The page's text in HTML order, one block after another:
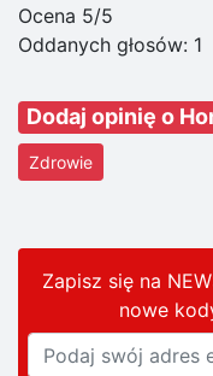
Ocena 5/5
Oddanych głosów: 1
Dodaj opinię o
Zdrowie
Zapisz się na
nowe